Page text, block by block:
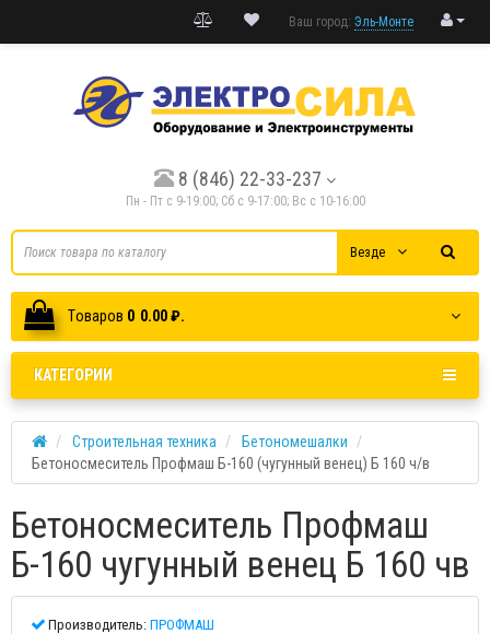
Ваш город: Эль-Монте
8 (846) 22-33-237
Пн - Пт с 9-19:00; Cб с 9-17:00; Вс с 10-16:00
Везде
Tоваров 0 0.00 ₽.
КАТЕГОРИИ
Строительная техника
Бетономешалки
Бетоносмеситель Профмаш Б-160 (чугунный венец) Б 160 ч/в
Бетоносмеситель Профмаш
Б-160 чугунный венец Б 160 чв
Производитель: ПРОФМАШ